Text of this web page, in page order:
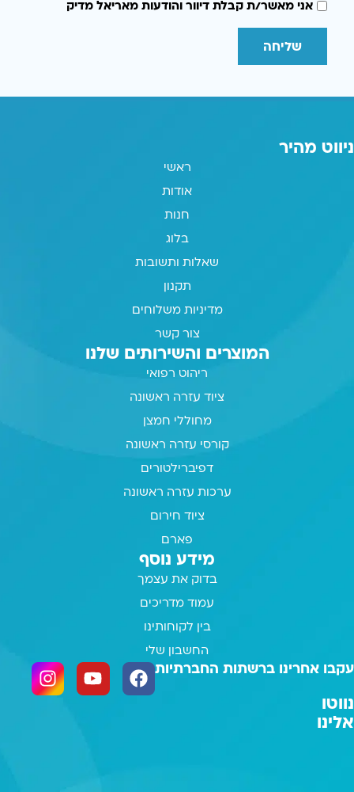
אני מאשר/ת קבלת דיוור והודעות מאריאל מדיק
שליחה
ניווט מהיר
ראשי
אודות
חנות
בלוג
שאלות ותשובות
תקנון
מדיניות משלוחים
צור קשר
המוצרים והשירותים שלנו
ריהוט רפואי
ציוד עזרה ראשונה
מחוללי חמצן
קורסי עזרה ראשונה
דפיברילטורים
ערכות עזרה ראשונה
ציוד חירום
פארם
מידע נוסף
בדוק את עצמך
עמוד מדריכים
בין לקוחותינו
החשבון שלי
עקבו אחרינו ברשתות החברתיות
נווטו
אלינו